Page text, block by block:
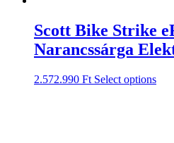
Scott Bike Strike
Narancssárga
2.572.990 Ft Select options